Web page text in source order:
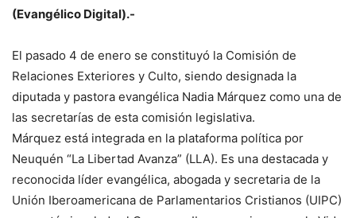
(Evangélico Digital).-
El pasado 4 de enero se constituyó la Comisión de
Relaciones Exteriores y Culto, siendo designada la
diputada y pastora evangélica Nadia Márquez como una de
las secretarías de esta comisión legislativa.
Márquez está integrada en la plataforma política por
Neuquén “La Libertad Avanza” (LLA). Es una destacada y
reconocida líder evangélica, abogada y secretaria de la
Unión Iberoamericana de Parlamentarios Cristianos (UIPC)